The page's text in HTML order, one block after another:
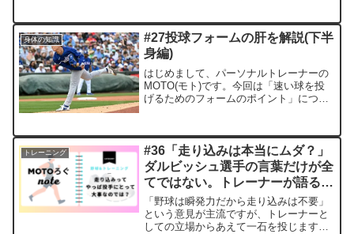
めました。全ての投手に読んでほしいと
内容となっています。
身体の知識
#27投球フォームの肝を解説(下半
身編)
はじめまして、パーソナルトレーナーの
MOTO(モト)です。今回は「速い球を投
げるためのフォームのポイント」につい
え選手で球速も130km/h前後でしたが、
諦め悪く社会人...
トレーニング
#36「走り込みは本当にムダ？」
ダルビッシュ選手の言葉だけが全
てではない。トレーナーが語る持
久力の真実
「野球は瞬発力だから走り込みは不要」
という意見が主流ですが、トレーナーと
しての立場からあえて一石を投じます。